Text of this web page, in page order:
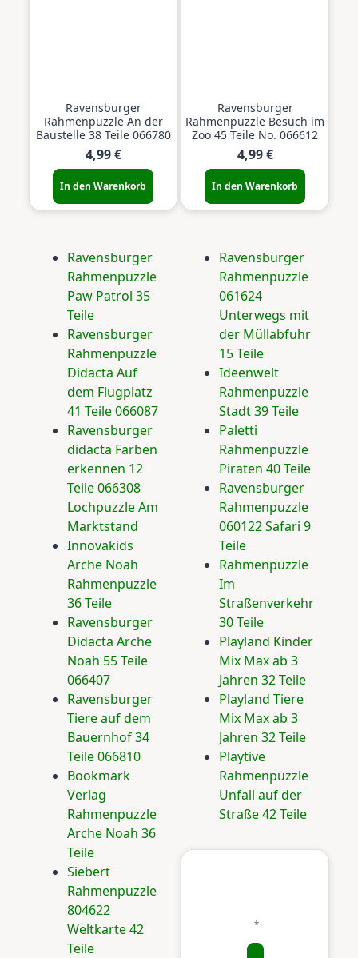
Ravensburger
Rahmenpuzzle An der
Baustelle 38 Teile 066780
4,99 €
In den Warenkorb
Ravensburger
Rahmenpuzzle Besuch im
Zoo 45 Teile No. 066612
4,99 €
In den Warenkorb
Ravensburger
Rahmenpuzzle
Paw Patrol 35
Teile
Ravensburger
Rahmenpuzzle
Didacta Auf
dem Flugplatz
41 Teile 066087
Ravensburger
didacta Farben
erkennen 12
Teile 066308
Lochpuzzle Am
Marktstand
Innovakids
Arche Noah
Rahmenpuzzle
36 Teile
Ravensburger
Didacta Arche
Noah 55 Teile
066407
Ravensburger
Tiere auf dem
Bauernhof 34
Teile 066810
Bookmark
Verlag
Rahmenpuzzle
Arche Noah 36
Teile
Siebert
Rahmenpuzzle
804622
Weltkarte 42
Teile
Ravensburger
Rahmenpuzzle
061624
Unterwegs mit
der Müllabfuhr
15 Teile
Ideenwelt
Rahmenpuzzle
Stadt 39 Teile
Paletti
Rahmenpuzzle
Piraten 40 Teile
Ravensburger
Rahmenpuzzle
060122 Safari 9
Teile
Rahmenpuzzle
Im
Straßenverkehr
30 Teile
Playland Kinder
Mix Max ab 3
Jahren 32 Teile
Playland Tiere
Mix Max ab 3
Jahren 32 Teile
Playtive
Rahmenpuzzle
Unfall auf der
Straße 42 Teile